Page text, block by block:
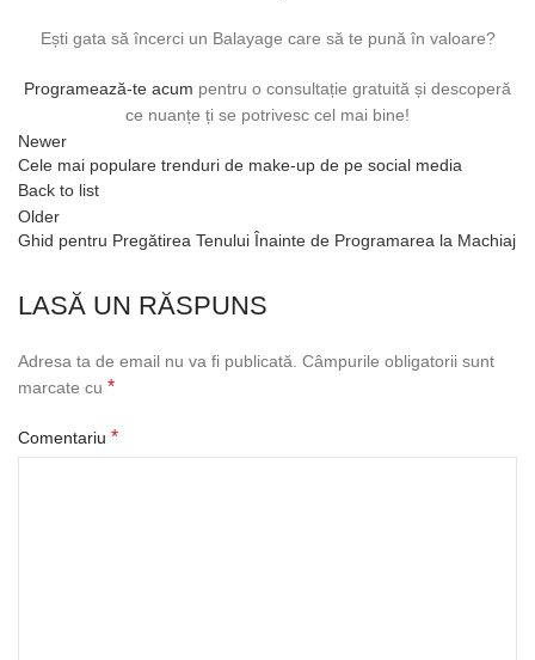
Ești gata să încerci un Balayage care să te pună în valoare?
Programează-te acum pentru o consultație gratuită și descoperă
ce nuanțe ți se potrivesc cel mai bine!
Newer
Cele mai populare trenduri de make-up de pe social media
Back to list
Older
Ghid pentru Pregătirea Tenului Înainte de Programarea la Machiaj
LASĂ UN RĂSPUNS
Adresa ta de email nu va fi publicată. Câmpurile obligatorii sunt
marcate cu *
Comentariu *